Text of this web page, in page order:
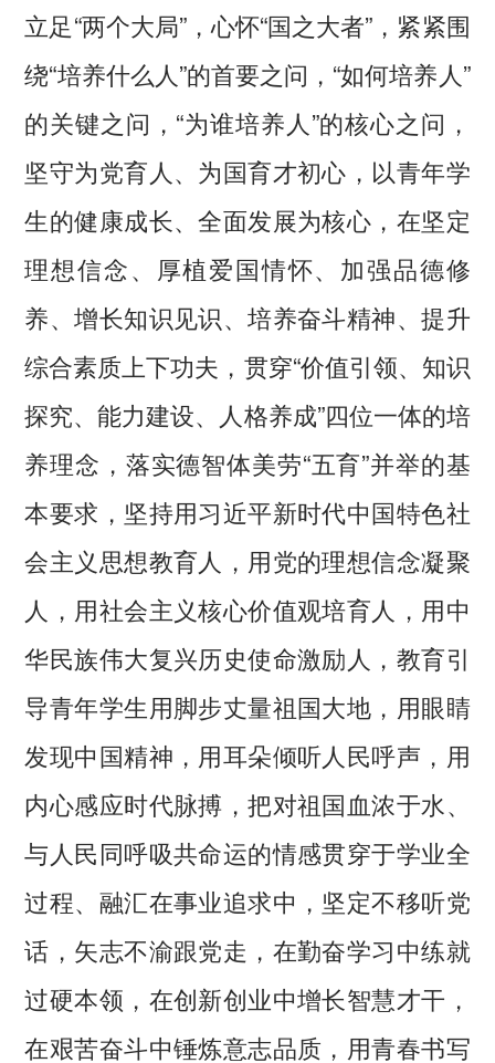
立足“两个大局”，心怀“国之大者”，紧紧围
绕“培养什么人”的首要之问，“如何培养人”
的关键之问，“为谁培养人”的核心之问，
坚守为党育人、为国育才初心，以青年学
生的健康成长、全面发展为核心，在坚定
理想信念、厚植爱国情怀、加强品德修
养、增长知识见识、培养奋斗精神、提升
综合素质上下功夫，贯穿“价值引领、知识
探究、能力建设、人格养成”四位一体的培
养理念，落实德智体美劳“五育”并举的基
本要求，坚持用习近平新时代中国特色社
会主义思想教育人，用党的理想信念凝聚
人，用社会主义核心价值观培育人，用中
华民族伟大复兴历史使命激励人，教育引
导青年学生用脚步丈量祖国大地，用眼睛
发现中国精神，用耳朵倾听人民呼声，用
内心感应时代脉搏，把对祖国血浓于水、
与人民同呼吸共命运的情感贯穿于学业全
过程、融汇在事业追求中，坚定不移听党
话，矢志不渝跟党走，在勤奋学习中练就
过硬本领，在创新创业中增长智慧才干，
在艰苦奋斗中锤炼意志品质，用青春书写